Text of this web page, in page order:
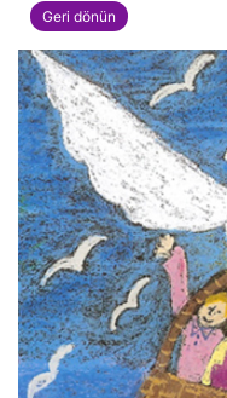
Geri dönün